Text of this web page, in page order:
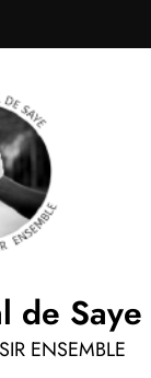
de Saye
ENSEMBLE